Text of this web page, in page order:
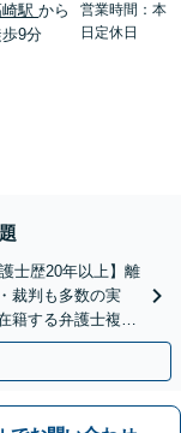
崎駅から
9分
営業時間：本
日定休日
士歴20年以上】離
裁判も多数の実
籍する弁護士複数